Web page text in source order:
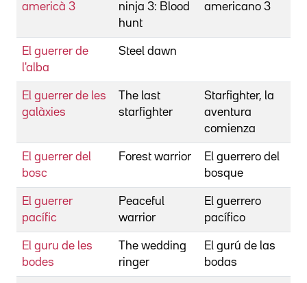
americà 3
ninja 3: Blood
hunt
americano 3
El guerrer de
l'alba
Steel dawn
El guerrer de les
galàxies
The last
starfighter
Starfighter, la
aventura
comienza
El guerrer del
bosc
Forest warrior
El guerrero del
bosque
El guerrer
pacífic
Peaceful
warrior
El guerrero
pacífico
El guru de les
bodes
The wedding
ringer
El gurú de las
bodas